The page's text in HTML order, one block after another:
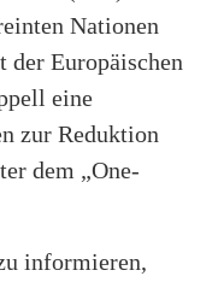
Nationen
der Europäischen
eine
zur Reduktion
dem „One-
informieren,